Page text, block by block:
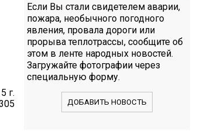
г.
Если Вы стали свидетелем аварии,
пожара, необычного погодного
явления, провала дороги или
прорыва теплотрассы, сообщите об
этом в ленте народных новостей.
Загружайте фотографии через
специальную форму.
ДОБАВИТЬ НОВОСТЬ